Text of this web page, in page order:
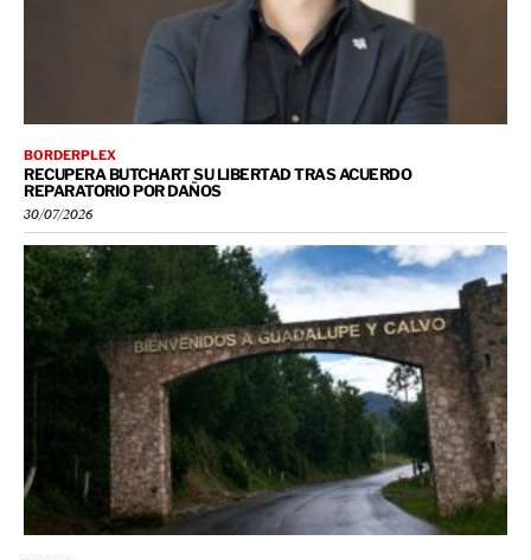
BORDERPLEX
RECUPERA BUTCHART SU LIBERTAD TRAS ACUERDO
REPARATORIO POR DAÑOS
30/07/2026